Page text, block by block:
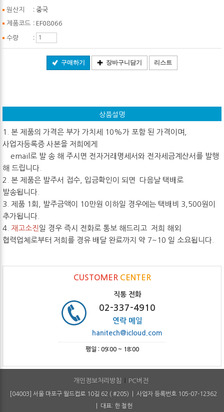
원산지 : 중국
제품코드 : EF08066
수량 :
구매하기 장바구니담기 리스트
상품설명
1. 본 제품의 가격은 부가 가치세 10%가 포함 된 가격이며,
사업자등록증 사본을 저희에게
email로 발 송 해 주시면 전자거래명세서와 전자세금계산서를 발행
해 드립니다.
2. 본 제품은 발주서 접수, 입금확인이 되면 다음날 택배로
발송됩니다.
3. 제품 1회, 발주금액이 10만원 이하일 경우에는 택배비 3,500원이
추가됩니다.
4. 재고소진 일 경우 즉시 전화로 통보 해드리고 저희 해외
협력업체로부터 저희를 경유 배달 완료까지 약 7~10 일 소요됩니다.
CUSTOMER CENTER
직통 전화
02-337-4910
연락 메일
hanitech@icloud.com
평일 : 09:00 ~ 18:00
개인정보처리방침 PC버전
[04003] 서울 마포구 월드컵로 10길 62 ( #205) | 사업자 등록번호 105-07-12362
| 대표: 한 철헌